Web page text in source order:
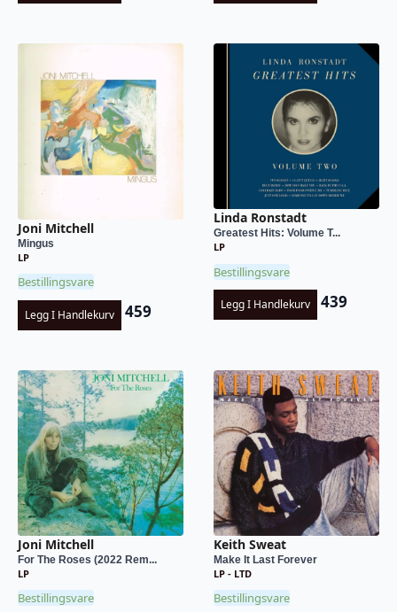
Joni Mitchell
Mingus
LP
Bestillingsvare
Legg I Handlekurv 459
Linda Ronstadt
Greatest Hits: Volume T...
LP
Bestillingsvare
Legg I Handlekurv 439
Joni Mitchell
For The Roses (2022 Rem...
LP
Bestillingsvare
Keith Sweat
Make It Last Forever
LP - LTD
Bestillingsvare